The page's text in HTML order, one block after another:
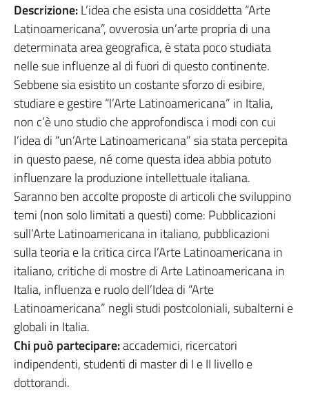
Descrizione:L’idea che esista una cosiddetta “Arte
Latinoamericana”, ovverosia un’arte propria di una
determinata area geografica, è stata poco studiata
nelle sue influenze al di fuori di questo continente.
Sebbene sia esistito un costante sforzo di esibire,
studiare e gestire “l’Arte Latinoamericana” in Italia,
non c’è uno studio che approfondisca i modi con cui
l’idea di “un’Arte Latinoamericana” sia stata percepita
in questo paese, né come questa idea abbia potuto
influenzare la produzione intellettuale italiana.
Saranno ben accolte proposte di articoli che sviluppino
temi (non solo limitati a questi) come: Pubblicazioni
sull’Arte Latinoamericana in italiano, pubblicazioni
sulla teoria e la critica circa l’Arte Latinoamericana in
italiano, critiche di mostre di Arte Latinoamericana in
Italia, influenza e ruolo dell’Idea di “Arte
Latinoamericana” negli studi postcoloniali, subalterni e
globali in Italia.
Chi può partecipare:accademici, ricercatori
indipendenti, studenti di master di I e II livello e
dottorandi.